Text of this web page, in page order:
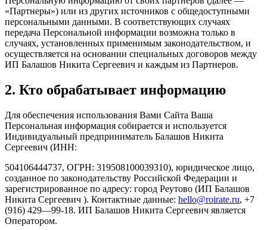
«Партнеры») или из других источников с общедоступными
персональными данными. В соответствующих случаях
передача Персональной информации возможна только в
случаях, установленных применимым законодательством, и
осуществляется на основании специальных договоров между
ИП Балашов Никита Сергеевич и каждым из Партнеров.
2. Кто обрабатывает информацию
Для обеспечения использования Вами Сайта Ваша
Персональная информация собирается и используется
Индивидуальный предприниматель Балашов Никита
Сергеевич (ИНН:
504106444737, ОГРН: 319508100039310), юридическое лицо,
созданное по законодательству Российской Федерации и
зарегистрированное по адресу: город Реутово (ИП Балашов
Никита Сергеевич ). Контактные данные: hello@roirate.ru, +7
(916) 429—99-18. ИП Балашов Никита Сергеевич является
Оператором.